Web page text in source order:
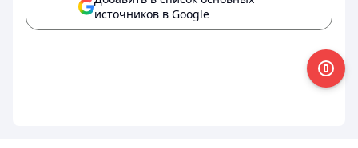
источников в Google